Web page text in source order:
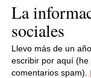
La
sociales
Llevo más de un
escribir por aquí
comentarios spam).